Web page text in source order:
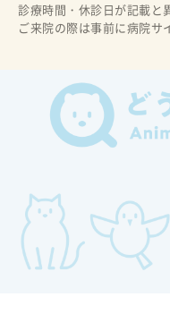
診療時間・休診日が記載と
ご来院の際は事前に病院サ